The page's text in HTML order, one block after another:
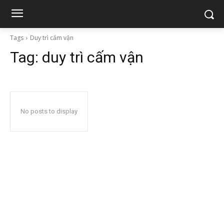
Tags Duy trì cấm vận
Tag: duy trì cấm vận
No posts to display